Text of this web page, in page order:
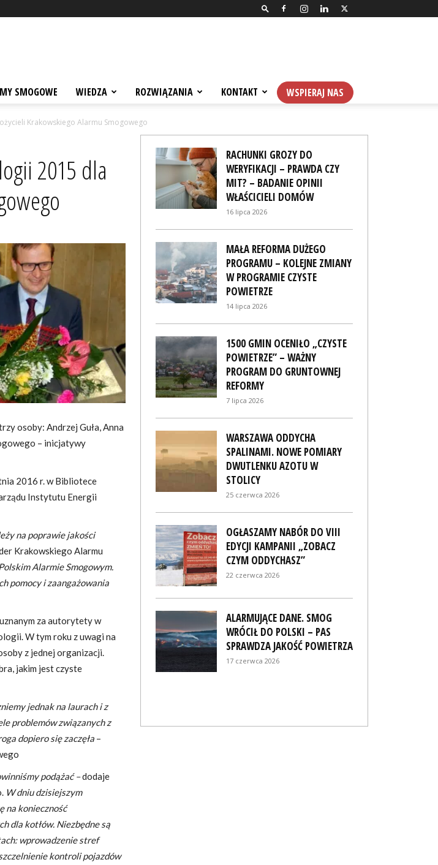
SMOGOWE WIEDZA ROZWIĄZANIA KONTAKT WSPIERAJ NAS
Krakowskiego Alarmu Smogowego
2015 dla
osoby: Andrzej Guła, Anna
– inicjatywy
2016 r. w Bibliotece
Instytutu Energii
na poprawie jakości
Krakowskiego Alarmu
Alarmie Smogowym.
pomocy i zaangażowania
za autorytety w
W tym roku z uwagi na
z jednej organizacji.
jakim jest czyste
jednak na laurach i z
problemów związanych z
dopiero się zaczęła –
podążać –dodaje
W dniu dzisiejszym
na konieczność
dla kotłów. Niezbędne są
wprowadzenie stref
kontroli pojazdów
RACHUNKI GROZY DO
WERYFIKACJI – PRAWDA CZY
MIT? – BADANIE OPINII
WŁAŚCICIELI DOMÓW
16 lipca 2026
MAŁA REFORMA DUŻEGO
PROGRAMU – KOLEJNE ZMIANY
W PROGRAMIE CZYSTE
POWIETRZE
14 lipca 2026
1500 GMIN OCENIŁO „CZYSTE
POWIETRZE” – WAŻNY
PROGRAM DO GRUNTOWNEJ
REFORMY
7 lipca 2026
WARSZAWA ODDYCHA
SPALINAMI. NOWE POMIARY
DWUTLENKU AZOTU W
STOLICY
25 czerwca 2026
OGŁASZAMY NABÓR DO VIII
EDYCJI KAMPANII „ZOBACZ
CZYM ODDYCHASZ”
22 czerwca 2026
ALARMUJĄCE DANE. SMOG
WRÓCIŁ DO POLSKI – PAS
SPRAWDZA JAKOŚĆ POWIETRZA
17 czerwca 2026